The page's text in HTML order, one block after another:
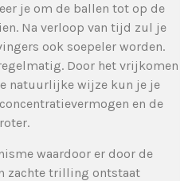
je om de ballen tot op de
Na verloop van tijd zul je
ook soepeler worden.
Door het vrijkomen
natuurlijke wijze kun je je
en de
waardoor er door de
zachte trilling ontstaat